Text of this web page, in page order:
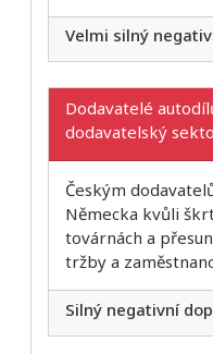
Velmi silný
Dodavatelé
dodavatelský
Českým
Německa kvůli
továrnách a
tržby a
Silný negativní